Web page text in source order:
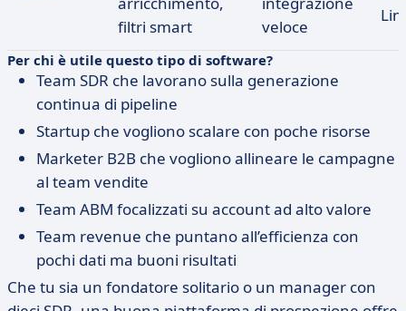
filtri smart
veloce
Per chi è utile questo tipo di software?
Team SDR che lavorano sulla generazione
continua di pipeline
Startup che vogliono scalare con poche risorse
Marketer B2B che vogliono allineare le campagne
al team vendite
Team ABM focalizzati su account ad alto valore
Team revenue che puntano all’efficienza con
pochi dati ma buoni risultati
Che tu sia un fondatore solitario o un manager con